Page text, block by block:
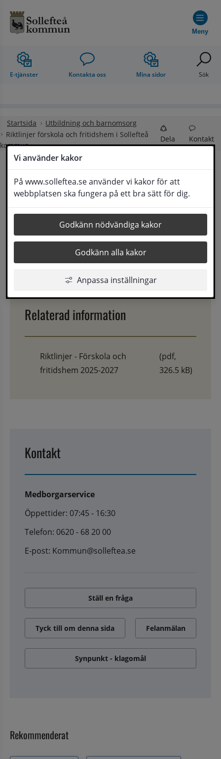
Vi använder kakor
På www.solleftea.se använder vi kakor för att
webbplatsen ska fungera på ett bra sätt för dig.
Godkänn nödvändiga kakor
Godkänn alla kakor
Anpassa inställningar
Meny
E-tjänster Kontakta oss Mina sidor Sök
Startsida
Utbildning och barnomsorg
Riktlinjer förskola och fritidshem i Sollefteå
kommun
Dela Kontakt
Riktlinjer förskola och
fritidshem i Sollefteå kommun
Här hittar du riktlinjerna för förskola och
fritidshem i Sollefteå kommun
Senast uppdaterad27 maj 2025
Relaterad information
Riktlinjer - Förskola och
fritidshem 2025-2027
(pdf,
326.5 kB)
Kontakt
Medborgarservice
Öppettider: 07:45 - 16:30
Telefon: 0620 - 68 20 00
E-post: Kommun@solleftea.se
Ställ en fråga
Tyck till om denna sida Felanmälan
Synpunkt - klagomål
Rekommenderat